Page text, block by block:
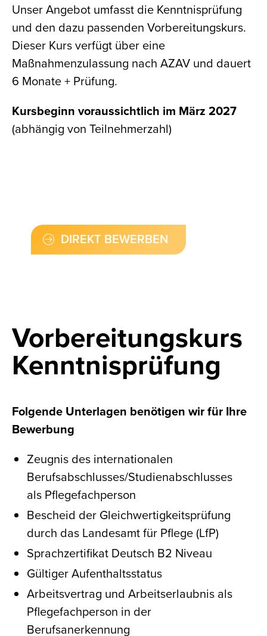
Unser Angebot umfasst die Kenntnisprüfung
und den dazu passenden Vorbereitungskurs.
Dieser Kurs verfügt über eine
Maßnahmenzulassung nach AZAV und dauert
6 Monate + Prüfung.
Kursbeginn voraussichtlich im März 2027
(abhängig von Teilnehmerzahl)
DIREKT BEWERBEN
Vorberei­tungskurs
Kenntnis­­prüfung
Folgende Unterlagen benötigen wir für Ihre
Bewerbung
Zeugnis des internationalen
Berufsabschlusses/Studienabschlusses
als Pflegefachperson
Bescheid der Gleichwertigkeitsprüfung
durch das Landesamt für Pflege (LfP)
Sprachzertifikat Deutsch B2 Niveau
Gültiger Aufenthaltsstatus
Arbeitsvertrag und Arbeitserlaubnis als
Pflegefachperson in der
Berufsanerkennung